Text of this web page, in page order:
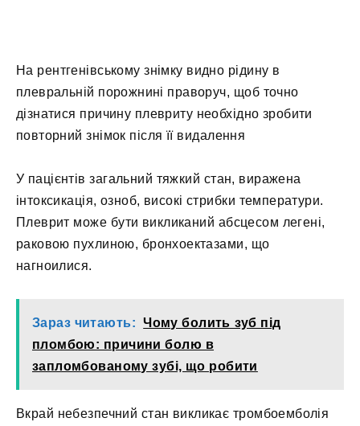
На рентгенівському знімку видно рідину в
плевральній порожнині праворуч, щоб точно
дізнатися причину плевриту необхідно зробити
повторний знімок після її видалення
У пацієнтів загальний тяжкий стан, виражена
інтоксикація, озноб, високі стрибки температури.
Плеврит може бути викликаний абсцесом легені,
раковою пухлиною, бронхоектазами, що
нагноилися.
Зараз читають: Чому болить зуб під
пломбою: причини болю в
запломбованому зубі, що робити
Вкрай небезпечний стан викликає тромбоемболія